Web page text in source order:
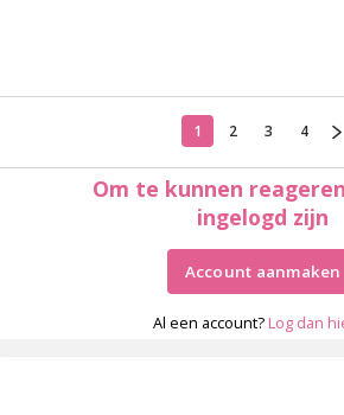
1 2 3 4
Om te kunnen
ingelogd zijn
Account aanmaken
Al een account? Log dan